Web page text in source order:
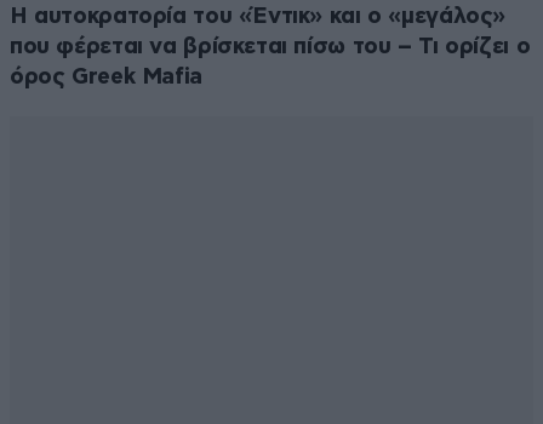
Η αυτοκρατορία του «Έντικ» και ο «μεγάλος»
που φέρεται να βρίσκεται πίσω του – Τι ορίζει ο
όρος Greek Mafia